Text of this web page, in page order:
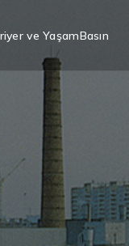
ve YaşamBasın